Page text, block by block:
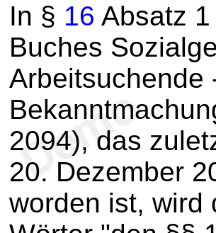
In § 16 Absatz
Buches
Arbeitsuchende
2094), das
20. Dezember
worden ist, wird